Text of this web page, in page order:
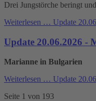
Drei Jungstörche beringt
Weiterlesen … Update
Update 20.06.2026 -
Marianne in Bulgarien
Weiterlesen … Update
Seite 1 von 193